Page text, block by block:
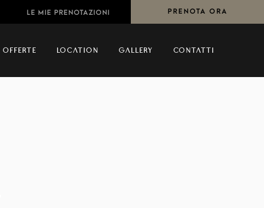
OFFERTE LOCATION GALLERY CONTATTI
LE MIE PRENOTAZIONI PRENOTA ORA